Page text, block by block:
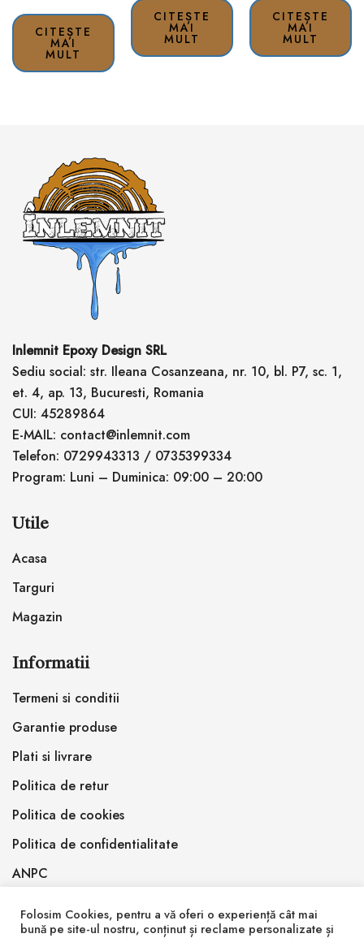
CITEȘTE
MAI
MULT
CITEȘTE
MAI
MULT
CITEȘTE
MAI
MULT
Inlemnit Epoxy Design SRL
Sediu social: str. Ileana Cosanzeana, nr. 10, bl. P7, sc. 1,
et. 4, ap. 13, Bucuresti, Romania
CUI: 45289864
E-MAIL: contact@inlemnit.com
Telefon: 0729943313 / 0735399334
Program: Luni – Duminica: 09:00 – 20:00
Utile
Acasa
Targuri
Magazin
Informatii
Termeni si conditii
Garantie produse
Plati si livrare
Politica de retur
Politica de cookies
Politica de confidentialitate
ANPC
Folosim Cookies, pentru a vă oferi o experiență cât mai
bună pe site-ul nostru, conținut și reclame personalizate și